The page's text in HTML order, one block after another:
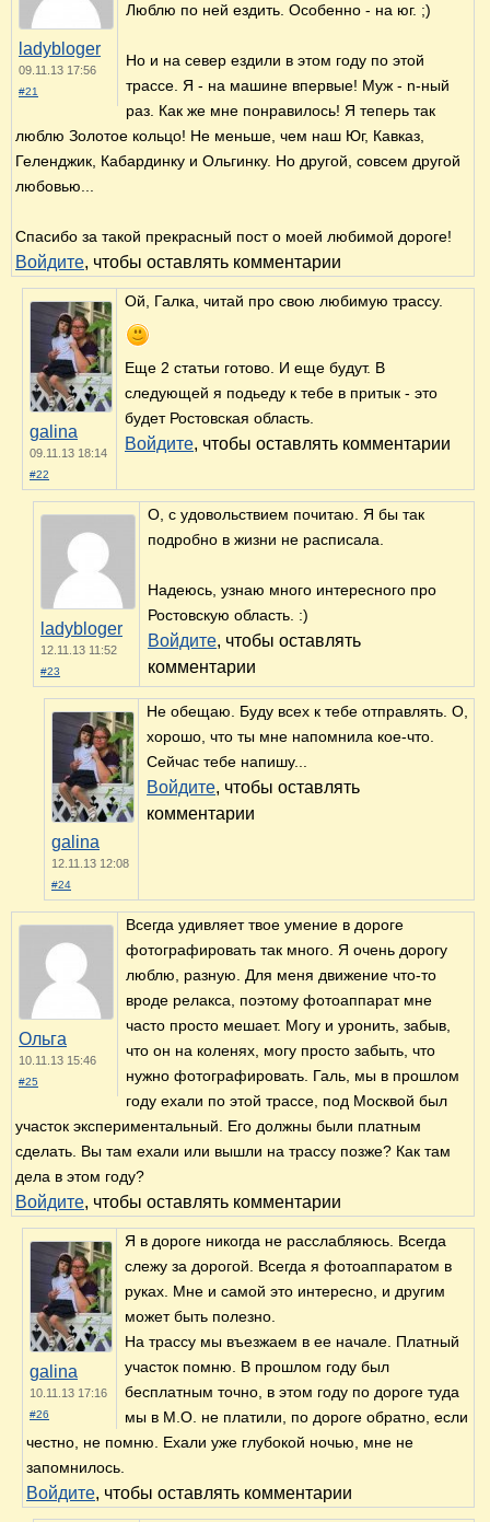
ladybloger
09.11.13 17:56
#21
Люблю по ней ездить. Особенно - на юг. ;)
Но и на север ездили в этом году по этой
трассе. Я - на машине впервые! Муж - n-ный
раз. Как же мне понравилось! Я теперь так
люблю Золотое кольцо! Не меньше, чем наш Юг, Кавказ,
Геленджик, Кабардинку и Ольгинку. Но другой, совсем другой
любовью...
Спасибо за такой прекрасный пост о моей любимой дороге!
Войдите, чтобы оставлять комментарии
galina
09.11.13 18:14
#22
Ой, Галка, читай про свою любимую трассу.
Еще 2 статьи готово. И еще будут. В
следующей я подьеду к тебе в притык - это
будет Ростовская область.
Войдите, чтобы оставлять комментарии
ladybloger
12.11.13 11:52
#23
О, с удовольствием почитаю. Я бы так
подробно в жизни не расписала.
Надеюсь, узнаю много интересного про
Ростовскую область. :)
Войдите, чтобы оставлять
комментарии
galina
12.11.13 12:08
#24
Не обещаю. Буду всех к тебе отправлять. О,
хорошо, что ты мне напомнила кое-что.
Сейчас тебе напишу...
Войдите, чтобы оставлять
комментарии
Ольга
10.11.13 15:46
#25
Всегда удивляет твое умение в дороге
фотографировать так много. Я очень дорогу
люблю, разную. Для меня движение что-то
вроде релакса, поэтому фотоаппарат мне
часто просто мешает. Могу и уронить, забыв,
что он на коленях, могу просто забыть, что
нужно фотографировать. Галь, мы в прошлом
году ехали по этой трассе, под Москвой был
участок экспериментальный. Его должны были платным
сделать. Вы там ехали или вышли на трассу позже? Как там
дела в этом году?
Войдите, чтобы оставлять комментарии
galina
10.11.13 17:16
#26
Я в дороге никогда не расслабляюсь. Всегда
слежу за дорогой. Всегда я фотоаппаратом в
руках. Мне и самой это интересно, и другим
может быть полезно.
На трассу мы въезжаем в ее начале. Платный
участок помню. В прошлом году был
бесплатным точно, в этом году по дороге туда
мы в М.О. не платили, по дороге обратно, если
честно, не помню. Ехали уже глубокой ночью, мне не
запомнилось.
Войдите, чтобы оставлять комментарии